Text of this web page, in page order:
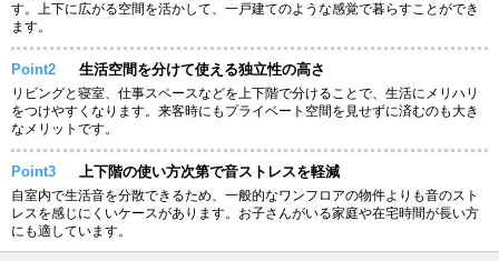
す。上下に広がる空間を活かして、一戸建てのような感覚で暮らすことができ
ます。
Point2 生活空間を分けて使える独立性の高さ
リビングと寝室、仕事スペースなどを上下階で分けることで、生活にメリハリ
をつけやすくなります。来客時にもプライベート空間を見せずに済むのも大き
なメリットです。
Point3 上下階の使い方次第で音ストレスを軽減
自室内で生活音を分散できるため、一般的なワンフロアの物件よりも音のスト
レスを感じにくいケースがあります。お子さんがいる家庭や在宅時間が長い方
にも適しています。